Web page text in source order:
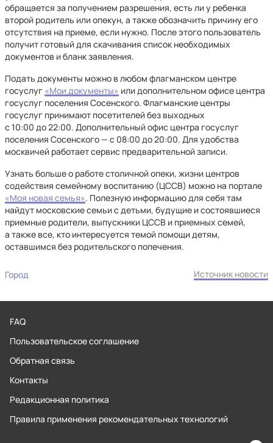
обращается за получением разрешения, есть ли у ребенка
второй родитель или опекун, а также обозначить причину его
отсутствия на приеме, если нужно. После этого пользователь
получит готовый для скачивания список необходимых
документов и бланк заявления.
Подать документы можно в любом флагманском центре
госуслуг «Мои документы» или дополнительном офисе центра
госуслуг поселения Сосенского. Флагманские центры
госуслуг принимают посетителей без выходных
с 10:00 до 22:00. Дополнительный офис центра госуслуг
поселения Сосенского — с 08:00 до 20:00. Для удобства
москвичей работает сервис предварительной записи.
Узнать больше о работе столичной опеки, жизни центров
содействия семейному воспитанию (ЦССВ) можно на портале
«Моя новая семья». Полезную информацию для себя там
найдут московские семьи с детьми, будущие и состоявшиеся
приемные родители, выпускники ЦССВ и приемных семей,
а также все, кто интересуется темой помощи детям,
оставшимся без родительского попечения.
Город Источник новости
FAQ
Пользовательское соглашение
Обратная связь
Контакты
Редакционная политика
Правила применения рекомендательных технологий